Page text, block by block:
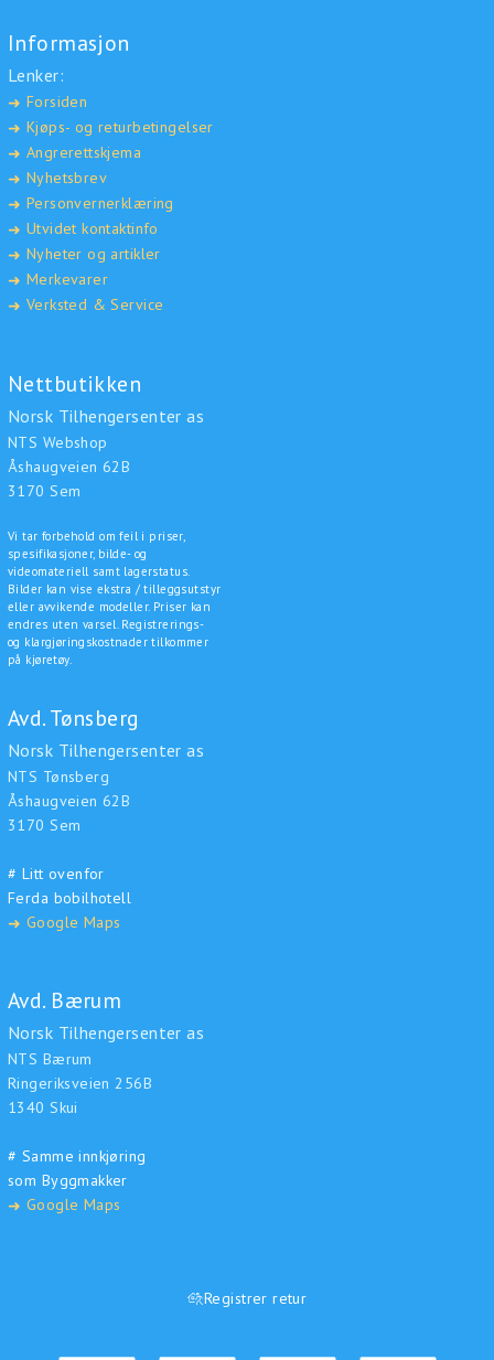
Informasjon
Lenker:
➜ Forsiden
➜ Kjøps- og returbetingelser
➜ Angrerettskjema
➜ Nyhetsbrev
➜ Personvernerklæring
➜ Utvidet kontaktinfo
➜ Nyheter og artikler
➜ Merkevarer
➜ Verksted & Service
Nettbutikken
Norsk Tilhengersenter as
NTS Webshop
Åshaugveien 62B
3170 Sem
Vi tar forbehold om feil i priser,
spesifikasjoner, bilde- og
videomateriell samt lagerstatus.
Bilder kan vise ekstra / tilleggsutstyr
eller avvikende modeller. Priser kan
endres uten varsel. Registrerings-
og klargjøringskostnader tilkommer
på kjøretøy.
Avd. Tønsberg
Norsk Tilhengersenter as
NTS Tønsberg
Åshaugveien 62B
3170 Sem
# Litt ovenfor
Ferda bobilhotell
➜ Google Maps
Avd. Bærum
Norsk Tilhengersenter as
NTS Bærum
Ringeriksveien 256B
1340 Skui
# Samme innkjøring
som Byggmakker
➜ Google Maps
Registrer retur